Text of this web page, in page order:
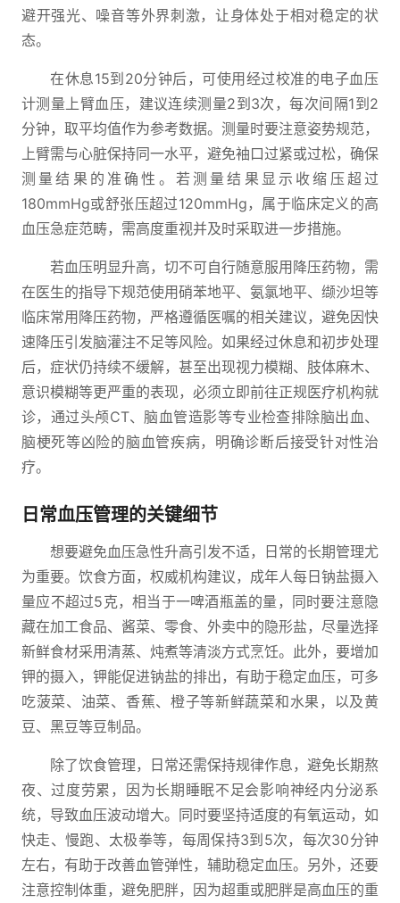
避开强光、噪音等外界刺激，让身体处于相对稳定的状
态。
在休息15到20分钟后，可使用经过校准的电子血压
计测量上臂血压，建议连续测量2到3次，每次间隔1到2
分钟，取平均值作为参考数据。测量时要注意姿势规范，
上臂需与心脏保持同一水平，避免袖口过紧或过松，确保
测量结果的准确性。若测量结果显示收缩压超过
180mmHg或舒张压超过120mmHg，属于临床定义的高
血压急症范畴，需高度重视并及时采取进一步措施。
若血压明显升高，切不可自行随意服用降压药物，需
在医生的指导下规范使用硝苯地平、氨氯地平、缬沙坦等
临床常用降压药物，严格遵循医嘱的相关建议，避免因快
速降压引发脑灌注不足等风险。如果经过休息和初步处理
后，症状仍持续不缓解，甚至出现视力模糊、肢体麻木、
意识模糊等更严重的表现，必须立即前往正规医疗机构就
诊，通过头颅CT、脑血管造影等专业检查排除脑出血、
脑梗死等凶险的脑血管疾病，明确诊断后接受针对性治
疗。
日常血压管理的关键细节
想要避免血压急性升高引发不适，日常的长期管理尤
为重要。饮食方面，权威机构建议，成年人每日钠盐摄入
量应不超过5克，相当于一啤酒瓶盖的量，同时要注意隐
藏在加工食品、酱菜、零食、外卖中的隐形盐，尽量选择
新鲜食材采用清蒸、炖煮等清淡方式烹饪。此外，要增加
钾的摄入，钾能促进钠盐的排出，有助于稳定血压，可多
吃菠菜、油菜、香蕉、橙子等新鲜蔬菜和水果，以及黄
豆、黑豆等豆制品。
除了饮食管理，日常还需保持规律作息，避免长期熬
夜、过度劳累，因为长期睡眠不足会影响神经内分泌系
统，导致血压波动增大。同时要坚持适度的有氧运动，如
快走、慢跑、太极拳等，每周保持3到5次，每次30分钟
左右，有助于改善血管弹性，辅助稳定血压。另外，还要
注意控制体重，避免肥胖，因为超重或肥胖是高血压的重